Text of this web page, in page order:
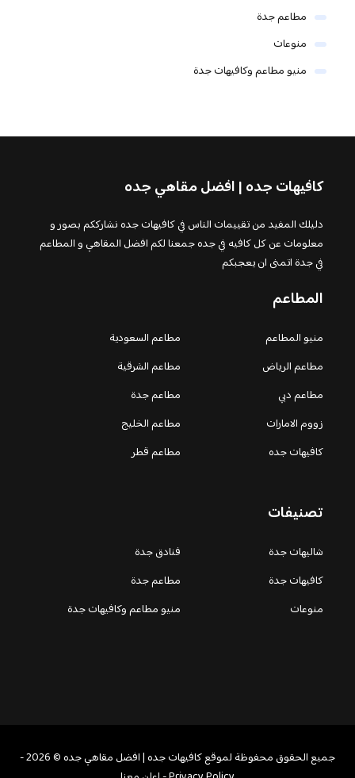
مطاعم جدة
منوعات
منيو مطاعم وكافيهات جدة
كافيهات جده | افضل مقاهي جده
دليلك المفيد من تقييمات الناس في كافيهات جده نشارككم بصور و
معلومات عن كل كافيه في جده جمعنا لكم افضل المقاهي و المطاعم
في جدة اتمنى ان يعجبكم
المطاعم
منيو المطاعم
مطاعم السعودية
مطاعم الرياض
مطاعم الشرقية
مطاعم دبي
مطاعم جدة
زووم الامارات
مطاعم الخليج
كافيهات جده
مطاعم قطر
تصنيفات
شاليهات جدة
فنادق جدة
كافيهات جدة
مطاعم جدة
منوعات
منيو مطاعم وكافيهات جدة
جميع الحقوق محفوظة لموقع كافيهات جده | افضل مقاهي جده © 2026 -